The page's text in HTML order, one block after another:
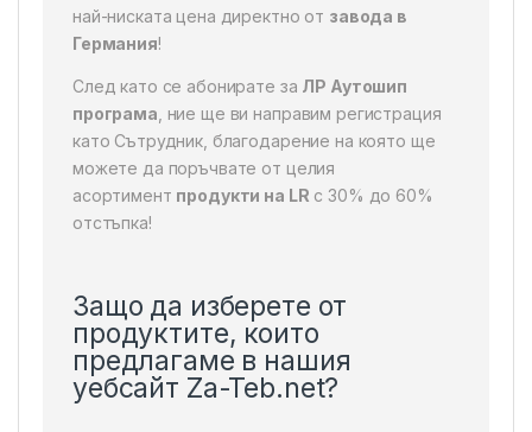
най-ниската цена директно от завода в
Германия!
След като се абонирате за ЛР Аутошип
програма , ние ще ви направим регистрация
като Сътрудник, благодарение на която ще
можете да поръчвате от целия
асортимент продукти на LR с 30% до 60%
отстъпка!
Защо да изберете от
продуктите, които
предлагаме в нашия
уебсайт Za-Teb.net?